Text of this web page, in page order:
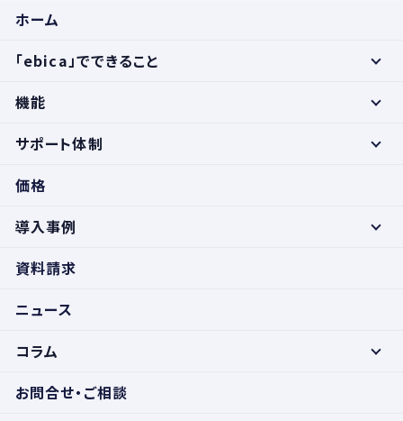
ホーム
「ebica」でできること
機能
サポート体制
価格
導入事例
資料請求
ニュース
コラム
お問合せ・ご相談